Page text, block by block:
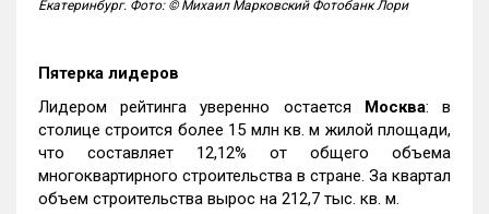
Екатеринбург. Фото: © Михаил Марковский Фотобанк Лори
Пятерка лидеров
Лидером рейтинга уверенно остается Москва: в
столице строится более 15 млн кв. м жилой площади,
что составляет 12,12% от общего объема
многоквартирного строительства в стране. За квартал
объем строительства вырос на 212,7 тыс. кв. м.